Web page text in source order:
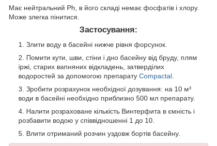
Має нейтральний Ph, в його складі немає фосфатів і хлору.
Може злегка пінитися.
Застосування:
Злити воду в басейні нижче рівня форсунок.
Помити кути, шви, стіни і дно басейну від бруду, плям
іржі, старих вапняних відкладень, затверділих
водоростей за допомогою препарату Compactal.
Зробити розрахунок необхідної дозування: на 10 м³
води в басейні необхідно приблизно 500 мл препарату.
Налити розраховане кількість Винтерфита в ємність і
розбавити водою у співвідношенні 1 до 10.
Влити отриманий розчин уздовж бортів басейну.